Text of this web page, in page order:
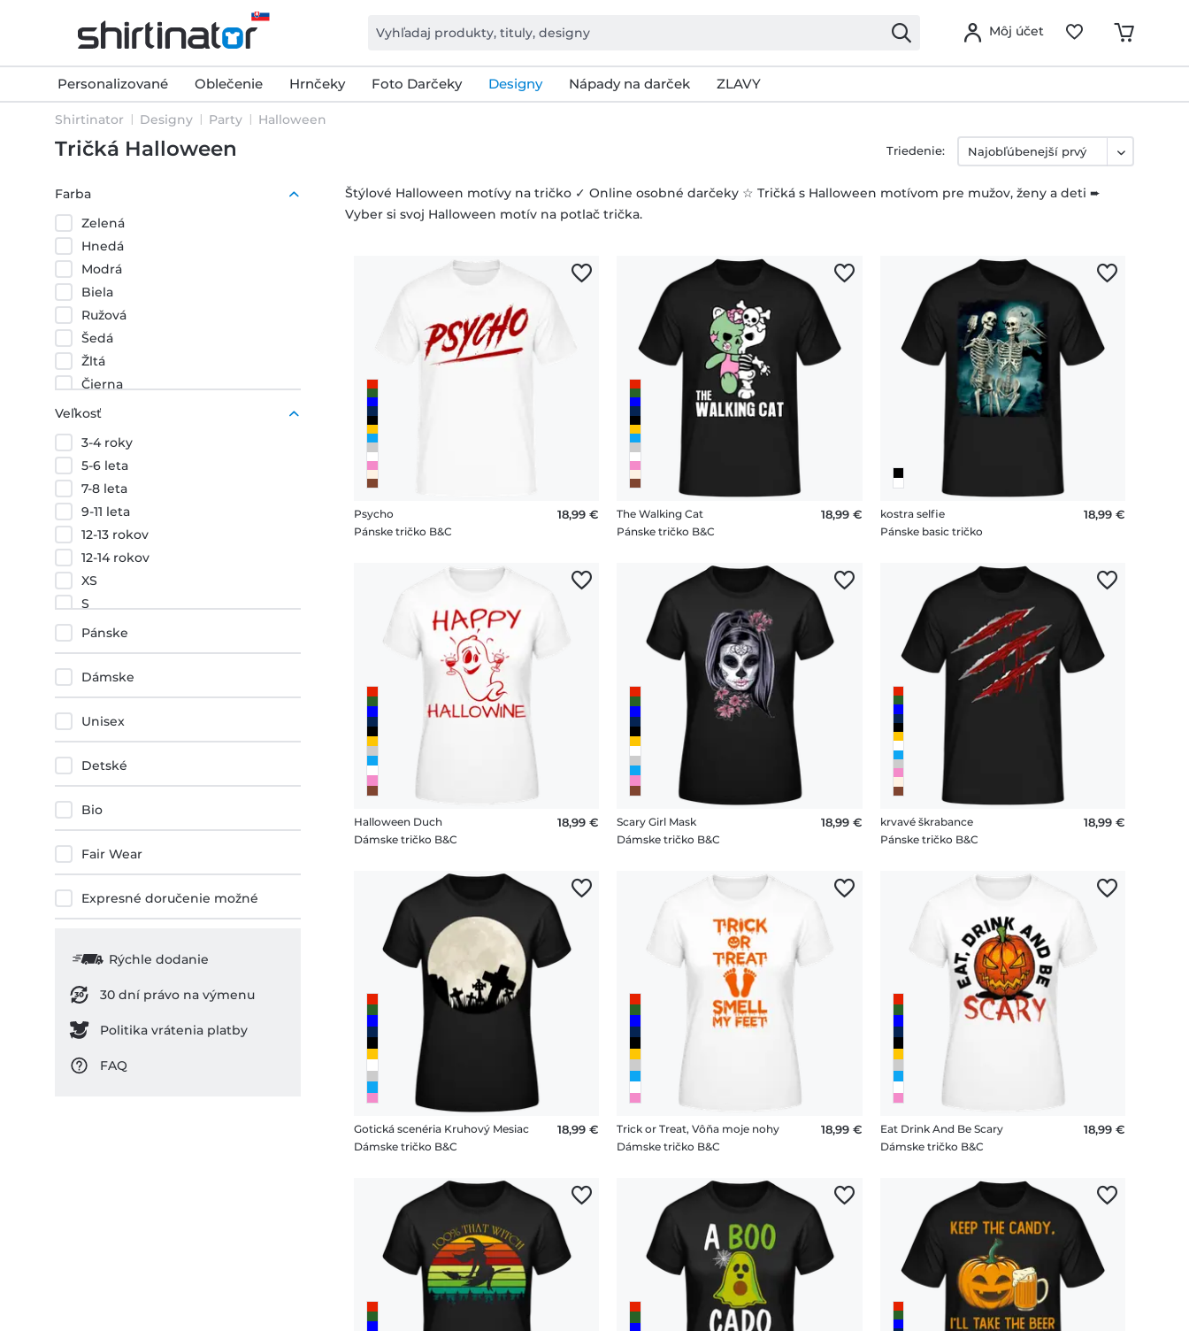
Môj účet
Personalizované Oblečenie Hrnčeky Foto Darčeky Designy Nápady na darček ZLAVY
Shirtinator Designy Party Halloween
Tričká Halloween
Farba
Zelená
Hnedá
Modrá
Biela
Ružová
Šedá
Žltá
Čierna
Nachový
Červená
Veľkosť
3-4 roky
5-6 leta
7-8 leta
9-11 leta
12-13 rokov
12-14 rokov
XS
S
M
L
XL
XXL
3XL
4XL
5XL
Pánske
Dámske
Unisex
Detské
Bio
Fair Wear
Expresné doručenie možné
Rýchle dodanie
30 dní právo na výmenu
Politika vrátenia platby
FAQ
Štýlové Halloween motívy na tričko ✓ Online osobné darčeky ☆ Tričká s Halloween motívom pre mužov, ženy a deti ➨
Vyber si svoj Halloween motív na potlač trička.
Triedenie:
Psycho
Pánske tričko B&C
18,99 €
The Walking Cat
Pánske tričko B&C
18,99 €
kostra selfie
Pánske basic tričko
18,99 €
Halloween Duch
Dámske tričko B&C
18,99 €
Scary Girl Mask
Dámske tričko B&C
18,99 €
krvavé škrabance
Pánske tričko B&C
18,99 €
Gotická scenéria Kruhový Mesiac
Dámske tričko B&C
18,99 €
Trick or Treat, Vôňa moje nohy
Dámske tričko B&C
18,99 €
Eat Drink And Be Scary
Dámske tričko B&C
18,99 €